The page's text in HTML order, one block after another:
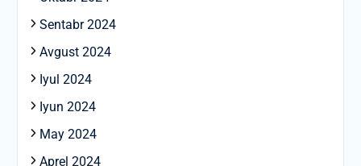
Sentabr 2024
Avgust 2024
Iyul 2024
Iyun 2024
May 2024
Aprel 2024